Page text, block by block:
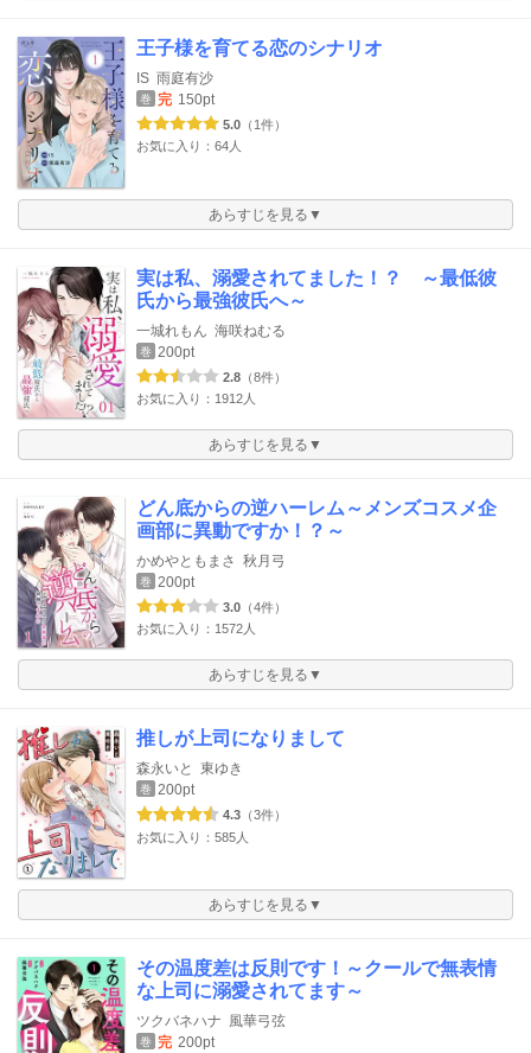
王子様を育てる恋のシナリオ
IS 雨庭有沙
巻 完 150pt
5.0 （1件）
お気に入り：64人
あらすじを見る▼
実は私、溺愛されてました！？ ～最低彼
氏から最強彼氏へ～
一城れもん 海咲ねむる
巻 200pt
2.8 （8件）
お気に入り：1912人
あらすじを見る▼
どん底からの逆ハーレム～メンズコスメ企
画部に異動ですか！？～
かめやともまさ 秋月弓
巻 200pt
3.0 （4件）
お気に入り：1572人
あらすじを見る▼
推しが上司になりまして
森永いと 東ゆき
巻 200pt
4.3 （3件）
お気に入り：585人
あらすじを見る▼
その温度差は反則です！～クールで無表情
な上司に溺愛されてます～
ツクバネハナ 風華弓弦
巻 完 200pt